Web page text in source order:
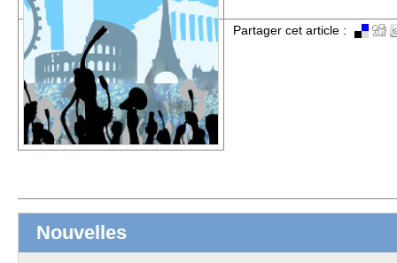
Partager cet article :
Nouvelles